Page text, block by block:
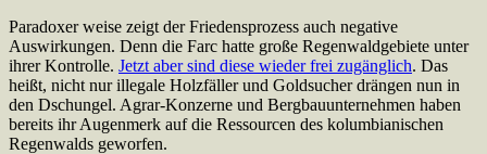
Paradoxer weise zeigt der Friedensprozess auch negative
Auswirkungen. Denn die Farc hatte große Regenwaldgebiete unter
ihrer Kontrolle. Jetzt aber sind diese wieder frei zugänglich. Das
heißt, nicht nur illegale Holzfäller und Goldsucher drängen nun in
den Dschungel. Agrar-Konzerne und Bergbauunternehmen haben
bereits ihr Augenmerk auf die Ressourcen des kolumbianischen
Regenwalds geworfen.